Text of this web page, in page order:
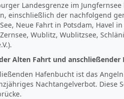
Landesgrenze im
einschließlich der nachfolgend
Neue Fahrt in Potsdam, Havel
Wublitz, Wublitzsee,
Alten Fahrt und anschließender
Hafenbucht ist das
Nachtangelverbot.